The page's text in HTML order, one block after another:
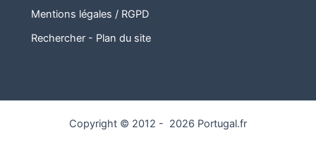
Mentions légales / RGPD
Rechercher- Plan du site
Copyright © 2012 - 2026 Portugal.fr